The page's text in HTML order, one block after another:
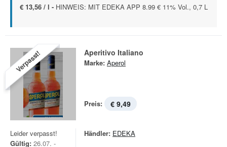
€ 13,56 / l - HINWEIS: MIT EDEKA APP 8.99 € 11% Vol., 0,7 L
Verpasst! Aperitivo Italiano
Marke: Aperol
Preis: € 9,49
Leider verpasst!
Gültig: 26.07. -
Händler: EDEKA